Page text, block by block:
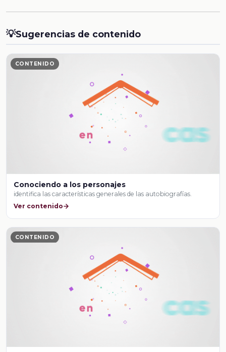
💡Sugerencias de contenido
CONTENIDO
Conociendo a los personajes
identifica las características generales de las autobiografías.
Ver contenido
CONTENIDO